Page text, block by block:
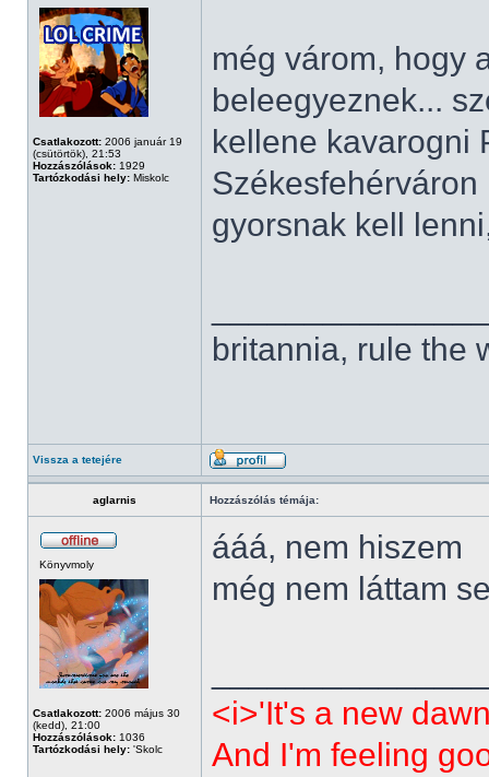
Csatlakozott: 2006 január 19
(csütörtök), 21:53
Hozzászólások: 1929
Tartózkodási hely: Miskolc
még várom, hogy
beleegyeznek...
kellene kavarogni
gyorsnak kell
britannia, rule the
Vissza a tetejére
aglarnis Hozzászólás témája:
Könyvmoly
Csatlakozott: 2006 május 30
(kedd), 21:00
Hozzászólások: 1036
Tartózkodási hely: 'Skolc
ááá, nem hiszem
még nem láttam
<i>'It's a new
And I'm feeling